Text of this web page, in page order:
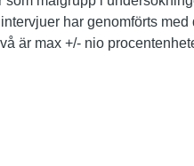
har genomförts med
är max +/- nio